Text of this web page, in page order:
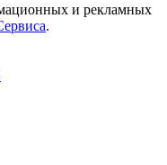
и рекламных
.